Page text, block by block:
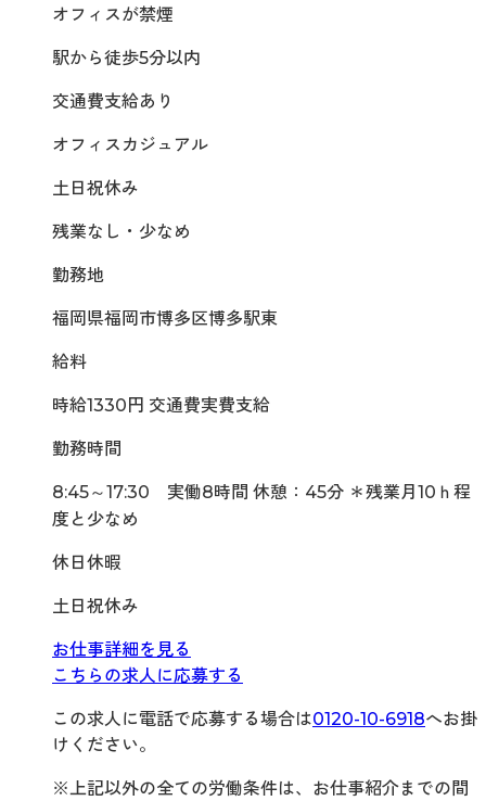
オフィスが禁煙
駅から徒歩5分以内
交通費支給あり
オフィスカジュアル
土日祝休み
残業なし・少なめ
勤務地
福岡県福岡市博多区博多駅東
給料
時給1330円 交通費実費支給
勤務時間
8:45～17:30 実働8時間 休憩：45分 ＊残業月10ｈ程
度と少なめ
休日休暇
土日祝休み
お仕事詳細を見る
こちらの求人に応募する
この求人に電話で応募する場合は0120-10-6918へお掛
けください。
※上記以外の全ての労働条件は、お仕事紹介までの間